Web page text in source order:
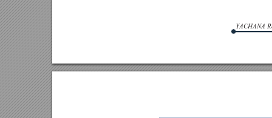
YACHANA